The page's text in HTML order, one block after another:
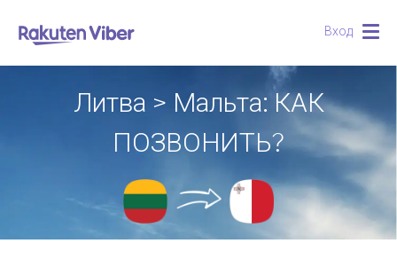
Вход
Литва > Мальта: КАК
ПОЗВОНИТЬ?